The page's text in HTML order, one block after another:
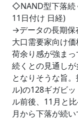
◇NAND型下落続
11日付け 日経)
→データの長期保
大口需要家向け価
荷余り感が強ま
続くとの見通し
となりそうな旨
ル)の128ギガビ
ル前後、11月と
月から下落が続い